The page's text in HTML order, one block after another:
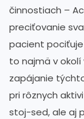
činnostiach –
preciťovanie
pacient
to najmä v okolí
zapájanie
pri rôznych
stoj-sed, ale aj